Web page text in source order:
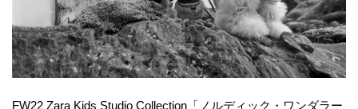
FW22 Zara Kids Studio Collection「ノルディック・ワンダラー